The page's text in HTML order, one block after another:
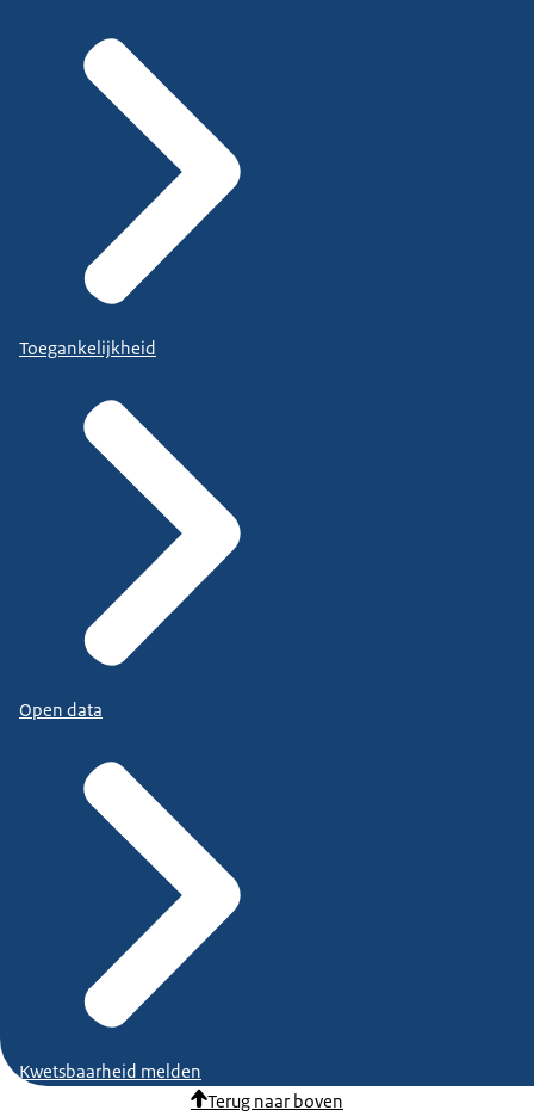
Toegankelijkheid
Open data
Kwetsbaarheid melden
Terug naar boven